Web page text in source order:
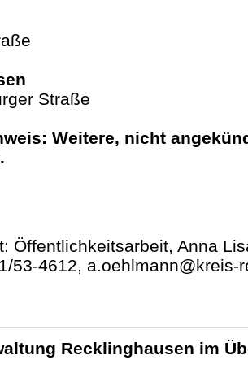
Straße
Weitere, nicht
Öffentlichkeitsarbeit, Anna
53-4612, a.oehlmann@kreis-
Recklinghausen im